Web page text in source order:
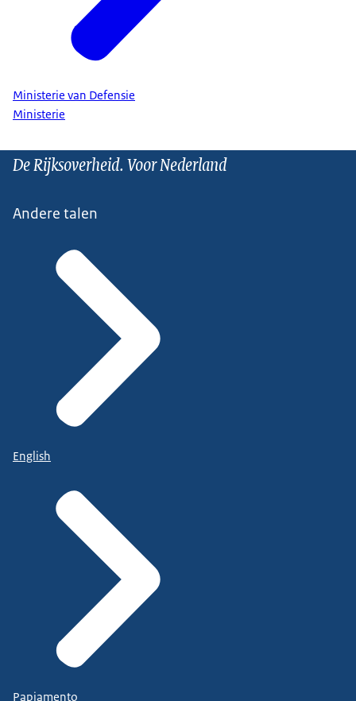
Ministerie van Defensie
Ministerie
De Rijksoverheid. Voor Nederland
Andere talen
English
Papiamento